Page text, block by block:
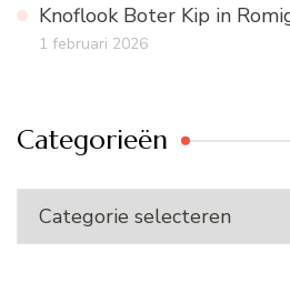
Knoflook Boter Kip in
1 februari 2026
Categorieën
Categorieën